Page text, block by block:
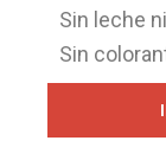
Sin leche
Sin